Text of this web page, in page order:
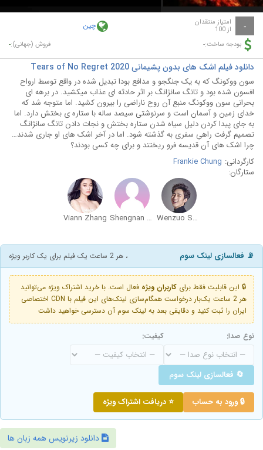
Video
- امتیاز منتقدان
از 100 چین
بودجه ساخت:- فروش (جهانی):-
دانلود فیلم اشک های بدون پشیمانی Tears of No Regret 2020
سون ووکونگ که به یک جنگجو و مدافع بودا تبدیل شده در واقع توسط ارواح
افسون شده بود و تانگ سانژانگ بر اثر حادثه ای عذاب میکشید. در برهه ای
بحرانی سون ووکونگ منبع آن روح ناراضی را بیرون کشید. اما متوجه شد که
خدای زمین و آسمان است و سرنوشتی سیصد ساله با ستاره ی بختش دارد. اما
به جای پیدا کردن دلیل سیاه شدن ستاره بختش و نجات دادن تانگ سانژانگ
تصمیم گرفت راهیِ سفری به گذشته شود. اما در آخر اشک های او جاری شدند…
چرا اشک های آن قدیسه فرو ریختند و برای چه کسی بودند؟
کارگردانی: Frankie Chung
ستارگان:
Wenzuo Song
Shengnan Xu
Viann Zhang
📡 فعالسازی لینک سوم ، هر 2 ساعت یک فیلم برای یک کاربر ویژه
🔒 این قابلیت فقط برای کاربران ویژه فعال است. با خرید اشتراک ویژه می‌توانید
هر 2 ساعت یک‌بار درخواست همگام‌سازی لینک‌های این فیلم با CDN اختصاصی
ایران را ثبت کنید و دقایقی بعد به لینک سوم آن دسترسی خواهید داشت
نوع صدا: کیفیت:
🔄 فعالسازی لینک سوم
🔒 ورود به حساب ⭐ دریافت اشتراک ویژه
دانلود زیرنویس همه زبان ها